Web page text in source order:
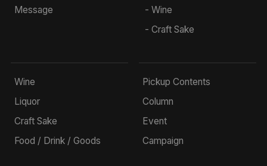
Message
- Wine
- Craft Sake
Wine
Liquor
Craft Sake
Food / Drink / Goods
Pickup Contents
Column
Event
Campaign